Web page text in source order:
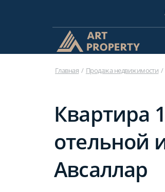
Главная Продажа недвижимости
Квартира
отельной
Авсаллар